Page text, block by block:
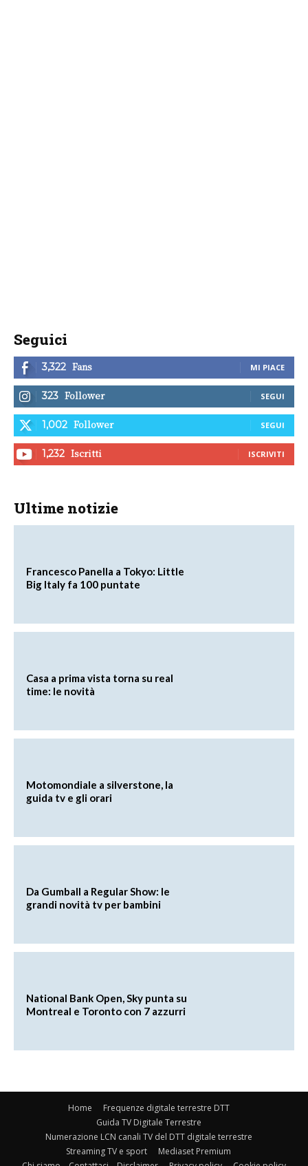
Seguici
3,322 Fans MI PIACE
323 Follower SEGUI
1,002 Follower SEGUI
1,232 Iscritti ISCRIVITI
Ultime notizie
Francesco Panella a Tokyo: Little
Big Italy fa 100 puntate
Casa a prima vista torna su real
time: le novità
Motomondiale a silverstone, la
guida tv e gli orari
Da Gumball a Regular Show: le
grandi novità tv per bambini
National Bank Open, Sky punta su
Montreal e Toronto con 7 azzurri
Home
Frequenze digitale terrestre DTT
Guida TV Digitale Terrestre
Numerazione LCN canali TV del DTT digitale terrestre
Streaming TV e sport
Mediaset Premium